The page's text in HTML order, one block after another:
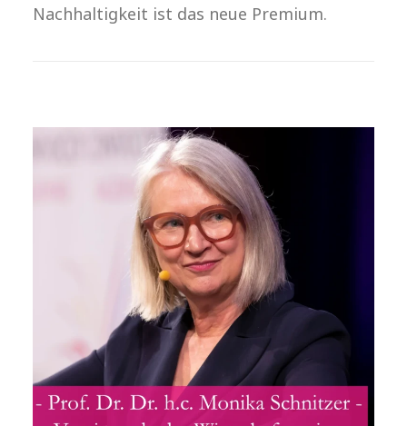
Nachhaltigkeit ist das neue Premium.